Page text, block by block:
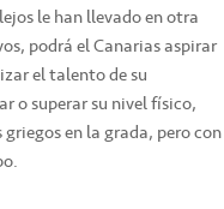
le han llevado en otra
podrá el Canarias aspirar
el talento de su
o superar su nivel físico,
en la grada, pero con